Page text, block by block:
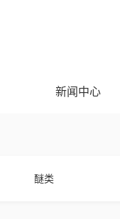
新闻中心
醚类